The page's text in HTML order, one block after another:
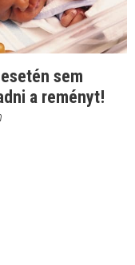
sem
a reményt!